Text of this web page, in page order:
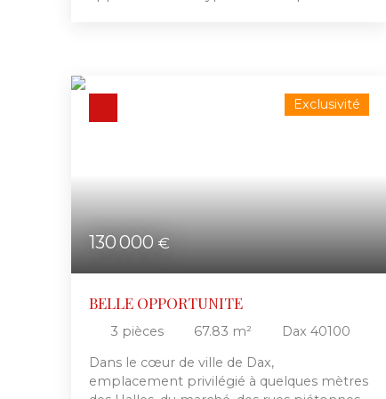
130 000 €
Exclusivité
BELLE OPPORTUNITE
3 pièces 67.83 m²
Dax 40100
Dans le cœur de ville de Dax,
emplacement privilégié à quelques mètres